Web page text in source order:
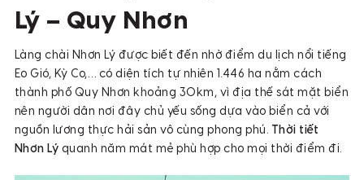
Lý – Quy Nhơn
Làng chài Nhơn Lý được biết đến nhờ điểm du lịch nổi tiếng
Eo Gió, Kỳ Co,… có diện tích tự nhiên 1.446 ha nằm cách
thành phố Quy Nhơn khoảng 30km, vì địa thế sát mặt biển
nên người dân nơi đây chủ yếu sống dựa vào biển cả với
nguồn lương thực hải sản vô cùng phong phú.
Thời tiết
Nhơn Lý quanh năm mát mẻ phù hợp cho mọi thời điểm đi.